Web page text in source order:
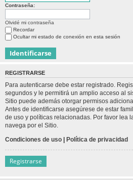
Contraseña:
Olvidé mi contraseña
Recordar
Ocultar mi estado de conexión en esta sesión
REGISTRARSE
Para autenticarse debe estar registrado.
segundos y le permitirá un amplio acceso al
Sitio puede además otorgar permisos
Antes de identificarse asegúrese de estar
de uso y políticas relacionadas. Por favor lea
navega por el Sitio.
Condiciones de uso | Política de privacidad
Registrarse